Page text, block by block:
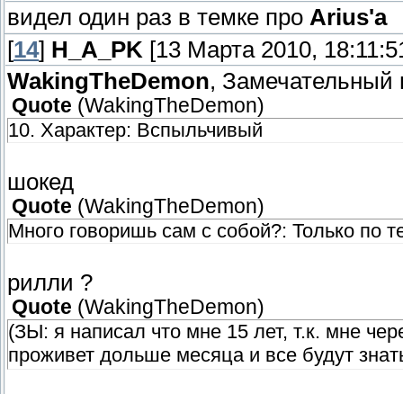
видел один раз в темке про Arius'a
[14] H_A_PK [13 Марта 2010,
WakingTheDemon, Замечательный
Quote (WakingTheDemon)
10. Характер: Вспыльчивый
шокед
Quote (WakingTheDemon)
Много говоришь сам с собой?: Только по
рилли ?
Quote (WakingTheDemon)
(ЗЫ: я написал что мне 15 лет, т.к. мне
проживет дольше месяца и все будут